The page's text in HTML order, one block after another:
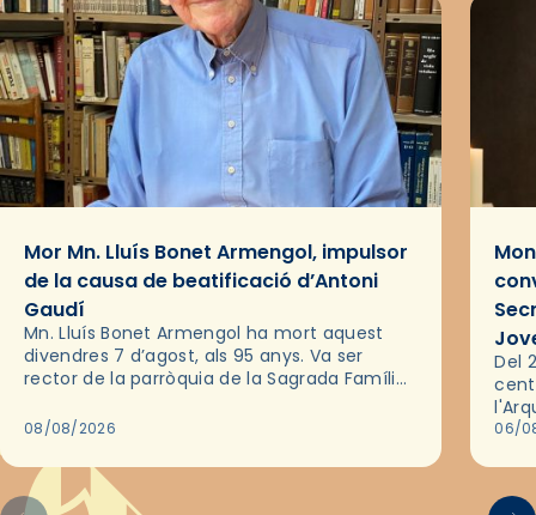
Mor Mn. Lluís Bonet Armengol, impulsor
de la causa de beatificació d’Antoni
Gaudí
Mn. Lluís Bonet Armengol ha mort aquest
divendres 7 d’agost, als 95 anys. Va ser
rector de la parròquia de la Sagrada Família
2018,…
08/08/2026
Del
les
06/